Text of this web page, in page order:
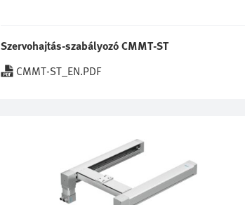
Szervohajtás-szabályozó CMMT-ST
CMMT-ST_EN.PDF